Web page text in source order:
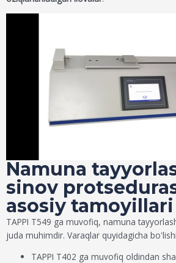
Namuna
sinov
asosiy tamoyillari
TAPPI T549 ga muvofiq, namuna
juda muhimdir. Varaqlar quyidagicha
TAPPI T402 ga muvofiq oldindan